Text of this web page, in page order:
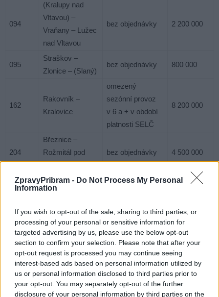
ZpravyPribram - Do Not Process My Personal
Information
If you wish to opt-out of the sale, sharing to third parties, or
processing of your personal or sensitive information for
targeted advertising by us, please use the below opt-out
section to confirm your selection. Please note that after your
opt-out request is processed you may continue seeing
interest-based ads based on personal information utilized by
us or personal information disclosed to third parties prior to
your opt-out. You may separately opt-out of the further
disclosure of your personal information by third parties on the
094
(Kralupy nad
Vltavou) –
Vraňany – Lužec
nad Vltavou
bez objednávky 2 200 000
095
Straškov –
Zlonice – (Slaný)
bez objednávky 800 000
162
Rakovník –
Kralovice
omezený
sezónní provoz
v 6 a + v období
platnosti SELČ
8 200 000
204
Březnice –
Rožmitál pod
Třemšínem
bez objednávky 4 500 000
210
Čisovice –
sezónní provoz
222
Vlašim – Trhový
Štěpánov
bez objednávky 5 000 000
233
Čelákovice –
Mochov
bez objednávky
(převod výkonů
na jinou trať)
–
Celkem